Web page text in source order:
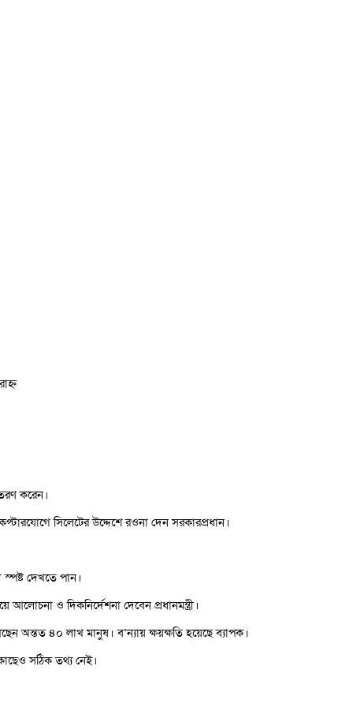
করেন।
সিলেটের উদ্দেশে রওনা দেন সরকারপ্রধান।
স্পষ্ট দেখতে পান।
আলোচনা ও দিকনির্দেশনা দেবেন প্রধানমন্ত্রী।
অন্তত ৪০ লাখ মানুষ। ব’ন্যায় ক্ষয়ক্ষতি হয়েছে ব্যাপক।
সঠিক তথ্য নেই।